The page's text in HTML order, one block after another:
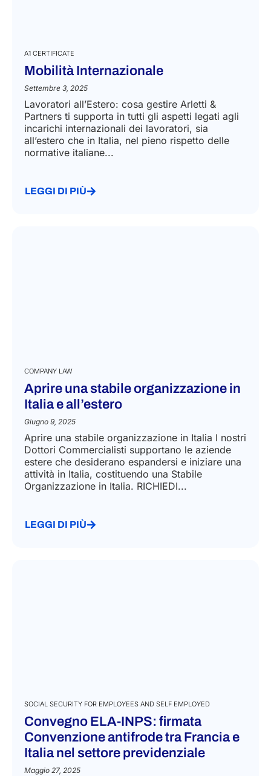
A1 CERTIFICATE
Mobilità Internazionale
Settembre 3, 2025
Lavoratori all’Estero: cosa gestire Arletti &
Partners ti supporta in tutti gli aspetti legati agli
incarichi internazionali dei lavoratori, sia
all’estero che in Italia, nel pieno rispetto delle
normative italiane...
LEGGI DI PIÙ
COMPANY LAW
Aprire una stabile organizzazione in
Italia​​ e all’estero
Giugno 9, 2025
Aprire una stabile organizzazione in Italia​ I nostri
Dottori Commercialisti supportano le aziende
estere che desiderano espandersi e iniziare una
attività in Italia, costituendo una Stabile
Organizzazione in Italia.​ RICHIEDI...
LEGGI DI PIÙ
SOCIAL SECURITY FOR EMPLOYEES AND SELF EMPLOYED
Convegno ELA-INPS: firmata
Convenzione antifrode tra Francia e
Italia nel settore previdenziale
Maggio 27, 2025